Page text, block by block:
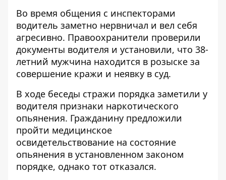
Во время общения с инспекторами
водитель заметно нервничал и вел себя
агресивно. Правоохранители проверили
документы водителя и установили, что 38-
летний мужчина находится в розыске за
совершение кражи и неявку в суд.
В ходе беседы стражи порядка заметили у
водителя признаки наркотического
опьянения. Гражданину предложили
пройти медицинское
освидетельствование на состояние
опьянения в установленном законом
порядке, однако тот отказался.